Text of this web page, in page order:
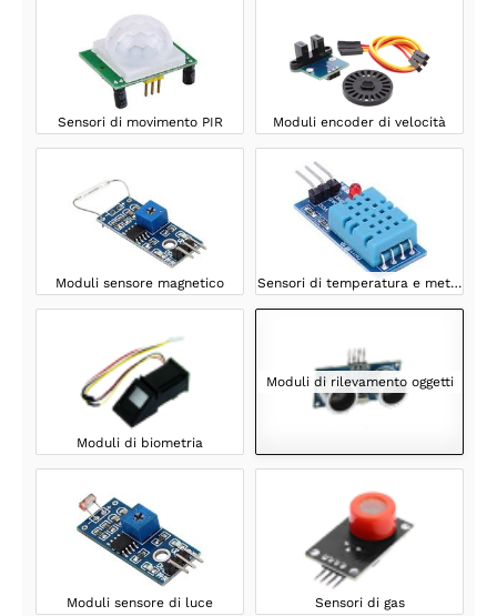
Sensori di movimento PIR Moduli encoder di velocità
Moduli sensore magnetico Sensori di temperatura e meteo
Moduli di biometria
Moduli di rilevamento oggetti
Moduli sensore di luce Sensori di gas